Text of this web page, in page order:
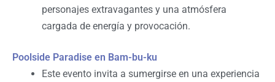
personajes extravagantes y una atmósfera
cargada de energía y provocación.
Poolside Paradise en Bam-bu-ku
Este evento invita a sumergirse en una experiencia